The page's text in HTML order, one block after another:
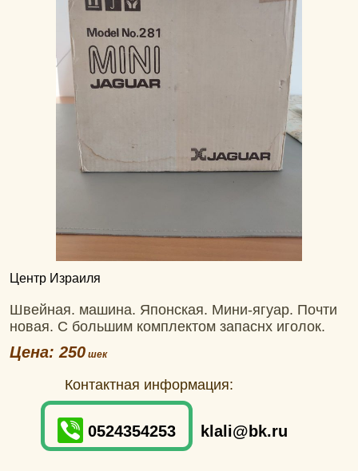
Центр Израиля
Швейная. машина. Японская. Мини-ягуар. Почти
новая. С большим комплектом запаснх иголок.
Цена: 250
Контактная информация:
0524354253 klali@bk.ru